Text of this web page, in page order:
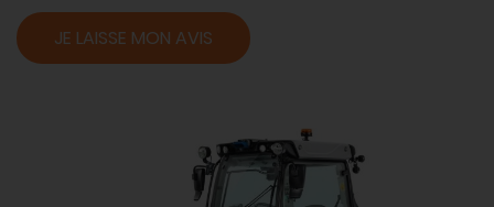
JE LAISSE MON AVIS